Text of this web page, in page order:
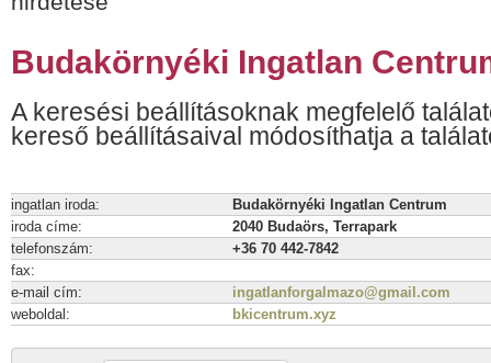
Budakörnyéki Ingatlan
A keresési beállításoknak megfelelő
kereső beállításaival módosíthatja a
ingatlan iroda:
Budakörnyéki Ingatlan Centrum
iroda címe:
2040 Budaörs, Terrapark
telefonszám:
+36 70 442-7842
fax:
e-mail cím:
ingatlanforgalmazo@gmail.com
weboldal:
bkicentrum.xyz